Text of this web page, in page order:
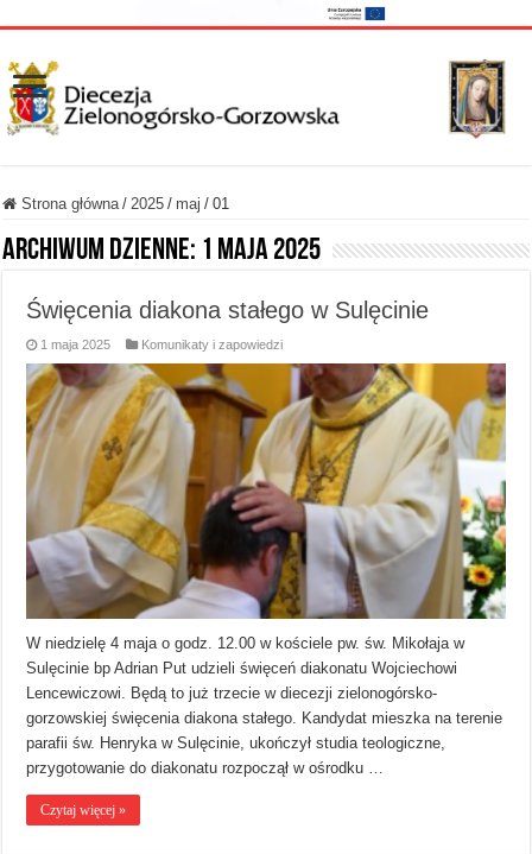
Strona główna / 2025 / maj / 01
Archiwum dzienne: 1 maja 2025
Święcenia diakona stałego w Sulęcinie
1 maja 2025 Komunikaty i zapowiedzi
W niedzielę 4 maja o godz. 12.00 w kościele pw. św. Mikołaja w
Sulęcinie bp Adrian Put udzieli święceń diakonatu Wojciechowi
Lencewiczowi. Będą to już trzecie w diecezji zielonogórsko-
gorzowskiej święcenia diakona stałego. Kandydat mieszka na terenie
parafii św. Henryka w Sulęcinie, ukończył studia teologiczne,
przygotowanie do diakonatu rozpoczął w ośrodku …
Czytaj więcej »